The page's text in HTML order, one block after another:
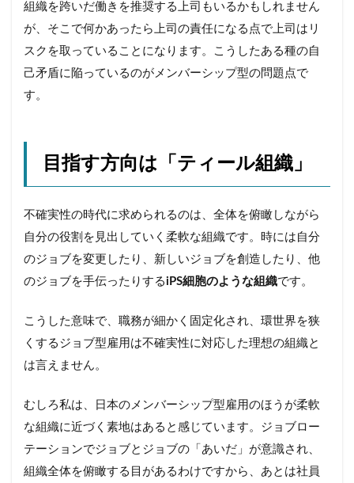
組織を跨いだ働きを推奨する上司もいるかもしれません
が、そこで何かあったら上司の責任になる点で上司はリ
スクを取っていることになります。こうしたある種の自
己矛盾に陥っているのがメンバーシップ型の問題点で
す。
目指す方向は「ティール組織」
不確実性の時代に求められるのは、全体を俯瞰しながら
自分の役割を見出していく柔軟な組織です。時には自分
のジョブを変更したり、新しいジョブを創造したり、他
のジョブを手伝ったりするiPS細胞のような組織です。
こうした意味で、職務が細かく固定化され、環世界を狭
くするジョブ型雇用は不確実性に対応した理想の組織と
は言えません。
むしろ私は、日本のメンバーシップ型雇用のほうが柔軟
な組織に近づく素地はあると感じています。ジョブロー
テーションでジョブとジョブの「あいだ」が意識され、
組織全体を俯瞰する目があるわけですから、あとは社員